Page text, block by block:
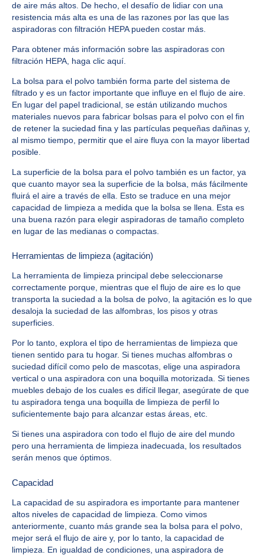
de aire más altos. De hecho, el desafío de lidiar con una
resistencia más alta es una de las razones por las que las
aspiradoras con filtración HEPA pueden costar más.
Para obtener más información sobre las aspiradoras con
filtración HEPA, haga clic aquí.
La bolsa para el polvo también forma parte del sistema de
filtrado y es un factor importante que influye en el flujo de aire.
En lugar del papel tradicional, se están utilizando muchos
materiales nuevos para fabricar bolsas para el polvo con el fin
de retener la suciedad fina y las partículas pequeñas dañinas y,
al mismo tiempo, permitir que el aire fluya con la mayor libertad
posible.
La superficie de la bolsa para el polvo también es un factor, ya
que cuanto mayor sea la superficie de la bolsa, más fácilmente
fluirá el aire a través de ella. Esto se traduce en una mejor
capacidad de limpieza a medida que la bolsa se llena. Esta es
una buena razón para elegir aspiradoras de tamaño completo
en lugar de las medianas o compactas.
Herramientas de limpieza (agitación)
La herramienta de limpieza principal debe seleccionarse
correctamente porque, mientras que el flujo de aire es lo que
transporta la suciedad a la bolsa de polvo, la agitación es lo que
desaloja la suciedad de las alfombras, los pisos y otras
superficies.
Por lo tanto, explora el tipo de herramientas de limpieza que
tienen sentido para tu hogar. Si tienes muchas alfombras o
suciedad difícil como pelo de mascotas, elige una aspiradora
vertical o una aspiradora con una boquilla motorizada. Si tienes
muebles debajo de los cuales es difícil llegar, asegúrate de que
tu aspiradora tenga una boquilla de limpieza de perfil lo
suficientemente bajo para alcanzar estas áreas, etc.
Si tienes una aspiradora con todo el flujo de aire del mundo
pero una herramienta de limpieza inadecuada, los resultados
serán menos que óptimos.
Capacidad
La capacidad de su aspiradora es importante para mantener
altos niveles de capacidad de limpieza. Como vimos
anteriormente, cuanto más grande sea la bolsa para el polvo,
mejor será el flujo de aire y, por lo tanto, la capacidad de
limpieza. En igualdad de condiciones, una aspiradora de